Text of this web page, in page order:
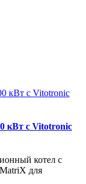
кВт с Vitotronic
котел с
для